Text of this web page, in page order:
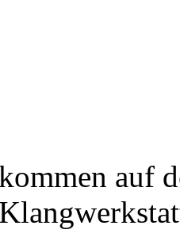
auf